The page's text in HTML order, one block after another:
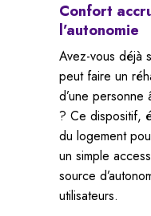
Confort
l’autonomie
Avez-vous déjà
peut faire un
d’une
? Ce dispositif,
du logement
un simple
source
utilisateurs.